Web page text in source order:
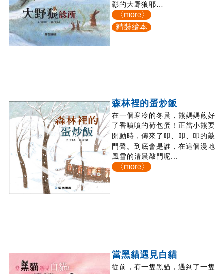
彰的大野狼耶…
〈more〉
精裝繪本
森林裡的蛋炒飯
在一個寒冷的冬晨，熊媽媽煎好
了香噴噴的荷包蛋！正當小熊要
開動時，傳來了叩、叩、叩的敲
門聲。到底會是誰，在這個漫地
風雪的清晨敲門呢...
〈more〉
當黑貓遇見白貓
從前，有一隻黑貓，遇到了一隻